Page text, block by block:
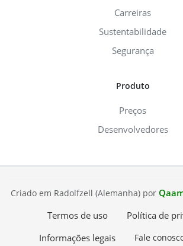
Carreiras
Sustentabilidade
Segurança
Produto
Preços
Desenvolvedores
Criado em Radolfzell (Alemanha) por
Termos de uso
Política de
Informações legais
Fale